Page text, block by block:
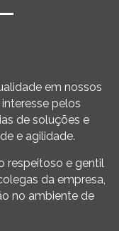
em nossos
pelos
de soluções e
e agilidade.
respeitoso e gentil
da empresa,
no ambiente de